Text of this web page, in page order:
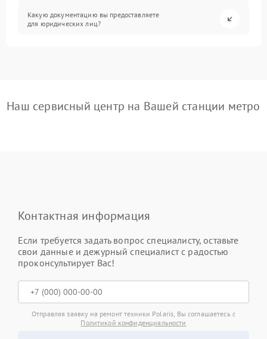
Какую документацию вы предоставляете
для юридических лиц?
Наш сервисный центр на Вашей станции метро
Контактная информация
Если требуется задать вопрос специалисту, оставьте
свои данные и дежурный специалист с радостью
проконсультирует Вас!
Отправляя заявку на ремонт техники Polaris, Вы соглашаетесь с
Политикой конфиденциальности